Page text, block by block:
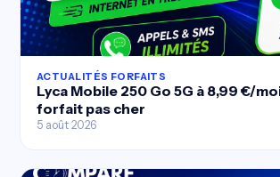
ACTUALITÉS FORFAITS
Lyca Mobile 250 Go 5G à 8,99 €/
forfait pas cher
5 août 2026